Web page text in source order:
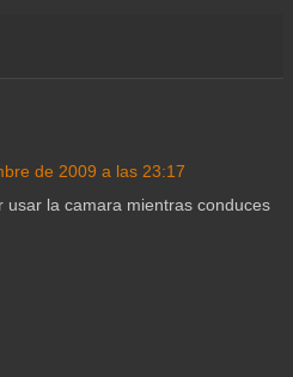
de 2009 a las 23:17
usar la camara mientras conduces